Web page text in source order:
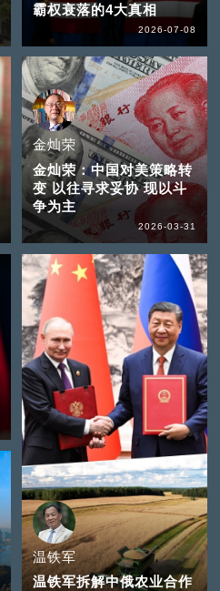
霸权衰落的4大真相
2026-07-08
金灿荣
金灿荣：中国对美策略转
变 以往寻求妥协 现以斗
争为主
2026-03-31
温铁军
温铁军拆解中俄农业合作